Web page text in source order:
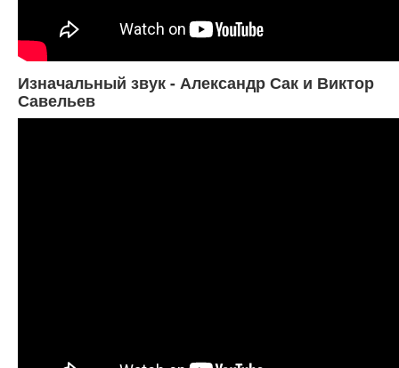
Изначальный звук - Александр Сак и Виктор
Савельев